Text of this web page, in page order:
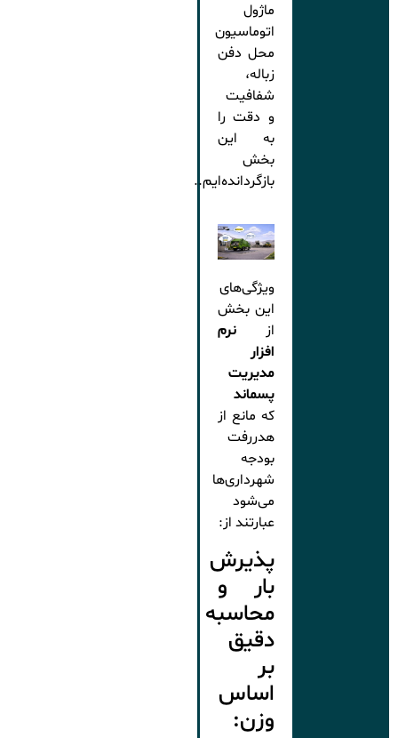
ماژول
اتوماسیون
محل دفن
زباله،
شفافیت
و دقت را
به این
بخش
بازگردانده‌ایم..
ویژگی‌های
این بخش
ازنرم
افزار
مدیریت
پسماند
که مانع از
هدررفت
بودجه
شهرداری‌ها
می‌شود
عبارتند از:
پذیرش
بار و
محاسبه
دقیق
بر
اساس
وزن: